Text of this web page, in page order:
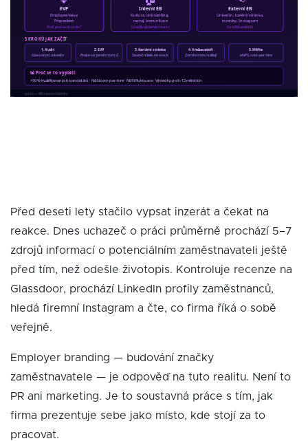
Před deseti lety stačilo vypsat inzerát a čekat na
reakce. Dnes uchazeč o práci průměrně prochází 5–7
zdrojů informací o potenciálním zaměstnavateli ještě
před tím, než odešle životopis. Kontroluje recenze na
Glassdoor, prochází LinkedIn profily zaměstnanců,
hledá firemní Instagram a čte, co firma říká o sobě
veřejně.
Employer branding — budování značky
zaměstnavatele — je odpověď na tuto realitu. Není to
PR ani marketing. Je to soustavná práce s tím, jak
firma prezentuje sebe jako místo, kde stojí za to
pracovat.